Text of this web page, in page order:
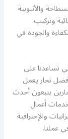
والأنبوبية
وتركيب
والجودة في
تساعدنا على
نجار يعمل
يتبعون أحدث
خدمات أعمال
الميزانيات والإحترافية
عملنا.